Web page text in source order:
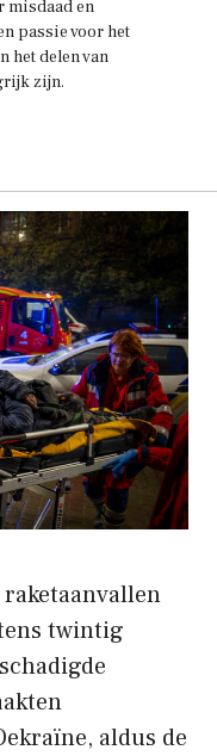
misdaad en
passie voor het
het delen van
zijn.
twintig
aldus de